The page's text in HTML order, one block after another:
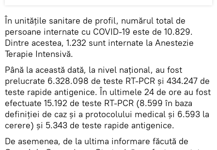
În unitățile sanitare de profil, numărul total de
persoane internate cu COVID-19 este de 10.829.
Dintre acestea, 1.232 sunt internate la Anestezie
Terapie Intensivă.
Până la această dată, la nivel național, au fost
prelucrate 6.328.098 de teste RT-PCR și 434.247 de
teste rapide antigenice. În ultimele 24 de ore au fost
efectuate 15.192 de teste RT-PCR (8.599 în baza
definiției de caz și a protocolului medical și 6.593 la
cerere) și 5.343 de teste rapide antigenice.
De asemenea, de la ultima informare făcută de